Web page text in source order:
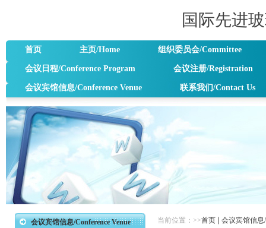
国际先进
首页 主页/Home 组织委员会/Committee
会议日程/Conference Program 会议注册/Registration
会议宾馆信息/Conference Venue 联系我们/Contact Us
会议宾馆信息/Conference Venue
当前位置： >>首页 会议宾馆信息/